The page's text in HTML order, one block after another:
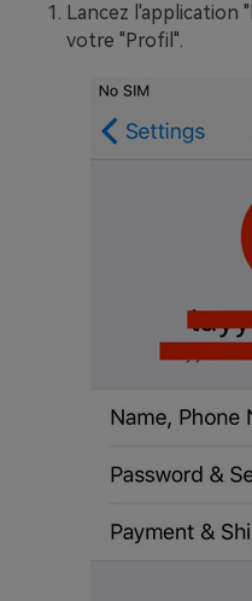
Lancez l'application
votre "Profil".